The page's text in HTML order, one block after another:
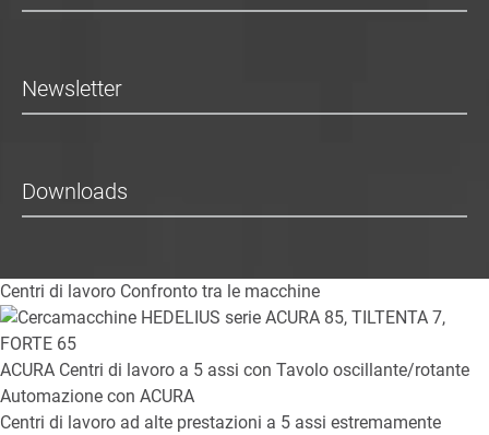
Newsletter
Downloads
Centri di lavoro Confronto tra le macchine
ACURA Centri di lavoro a 5 assi con Tavolo oscillante/rotante
Automazione con ACURA
Centri di lavoro ad alte prestazioni a 5 assi estremamente